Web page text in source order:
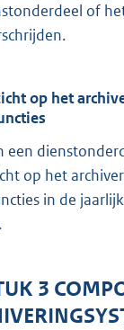
of
op het
een
op het
in de
3